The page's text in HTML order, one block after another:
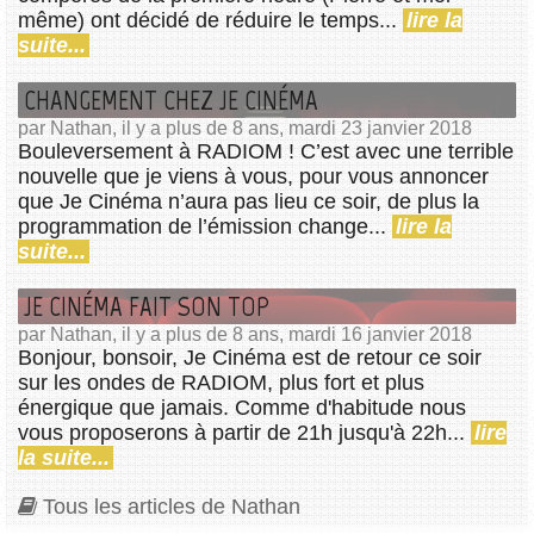
même) ont décidé de réduire le temps... lire la
suite...
CHANGEMENT CHEZ JE CINÉMA
par Nathan, il y a plus de 8 ans, mardi 23 janvier 2018
Bouleversement à RADIOM ! C’est avec une terrible
nouvelle que je viens à vous, pour vous annoncer
que Je Cinéma n’aura pas lieu ce soir, de plus la
programmation de l’émission change... lire la
suite...
JE CINÉMA FAIT SON TOP
par Nathan, il y a plus de 8 ans, mardi 16 janvier 2018
Bonjour, bonsoir, Je Cinéma est de retour ce soir
sur les ondes de RADIOM, plus fort et plus
énergique que jamais. Comme d'habitude nous
vous proposerons à partir de 21h jusqu'à 22h... lire
la suite...
Tous les articles de Nathan